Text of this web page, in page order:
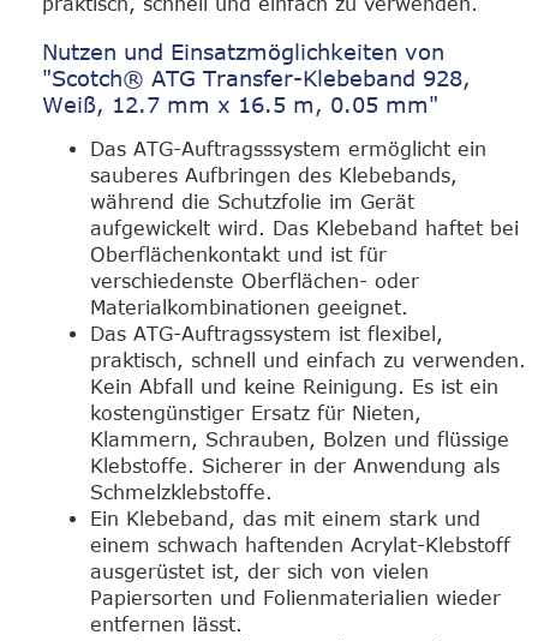
Nutzen und Einsatzmöglichkeiten von
"Scotch® ATG Transfer-Klebeband 928,
Weiß, 12.7 mm x 16.5 m, 0.05 mm"
Das ATG-Auftragsssystem ermöglicht ein
sauberes Aufbringen des Klebebands,
während die Schutzfolie im Gerät
aufgewickelt wird. Das Klebeband haftet bei
Oberflächenkontakt und ist für
verschiedenste Oberflächen- oder
Materialkombinationen geeignet.
Das ATG-Auftragssystem ist flexibel,
praktisch, schnell und einfach zu verwenden.
Kein Abfall und keine Reinigung. Es ist ein
kostengünstiger Ersatz für Nieten,
Klammern, Schrauben, Bolzen und flüssige
Klebstoffe. Sicherer in der Anwendung als
Schmelzklebstoffe.
Ein Klebeband, das mit einem stark und
einem schwach haftenden Acrylat-Klebstoff
ausgerüstet ist, der sich von vielen
Papiersorten und Folienmaterialien wieder
entfernen lässt.